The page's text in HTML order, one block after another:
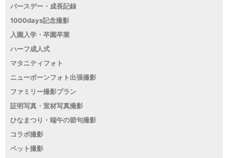
バースデー・成長記録
1000days記念撮影
入園入学・卒園卒業
ハーフ成人式
マタニティフォト
ニューボーンフォト出張撮影
ファミリー撮影プラン
証明写真・宣材写真撮影
ひなまつり・端午の節句撮影
コラボ撮影
ペット撮影